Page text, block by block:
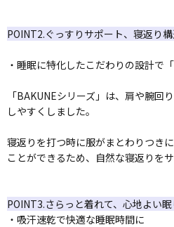
POINT2.ぐっすりサポート、寝返り
・睡眠に特化したこだわりの設計で
「BAKUNEシリーズ」は、肩や腕回
しやすくしました。
寝返りを打つ時に服がまとわりつき
ことができるため、自然な寝返りをサ
POINT3.さらっと着れて、心地よい
・吸汗速乾で快適な睡眠時間に